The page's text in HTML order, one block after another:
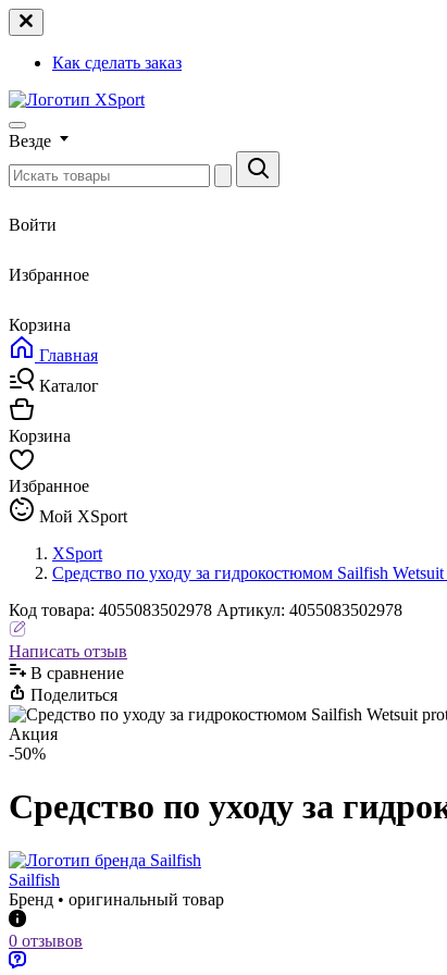
Как сделать заказ
Везде
Войти
Избранное
Корзина
Главная
Каталог
Корзина
Избранное
Мой XSport
XSport
Средство по уходу за гидрокостюмом Sailfish Wetsuit
Код товара: 4055083502978 Артикул: 4055083502978
Написать отзыв
В сравнениe
Поделиться
Акция
-50%
Средство по уходу за
Sailfish
Бренд • оригинальный товар
0 отзывов